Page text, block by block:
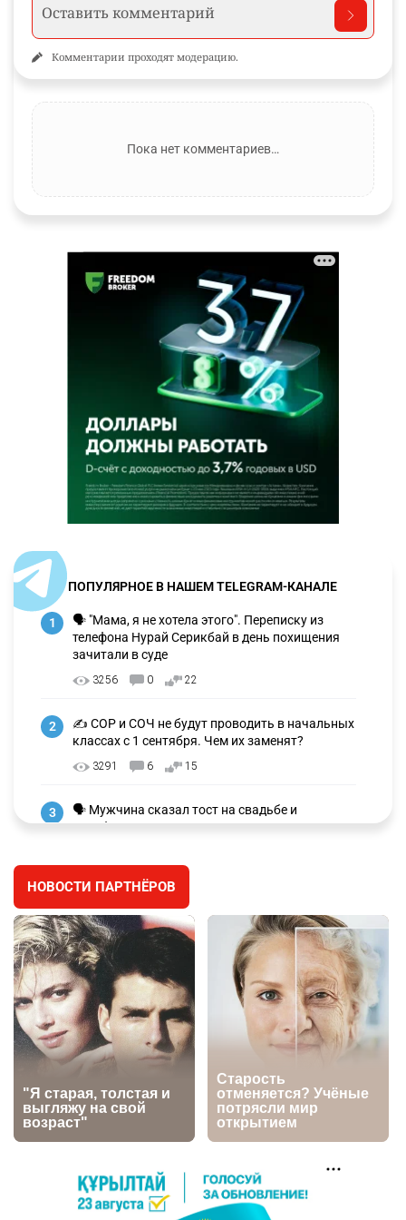
Комментарии проходят модерацию.
Пока нет комментариев…
ПОПУЛЯРНОЕ В НАШЕМ TELEGRAM-КАНАЛЕ
1
🗣 "Мама, я не хотела этого". Переписку из
телефона Нурай Серикбай в день похищения
зачитали в суде
3256 0 22
2
✍️ СОР и СОЧ не будут проводить в начальных
классах с 1 сентября. Чем их заменят?
3291 6 15
3
🗣 Мужчина сказал тост на свадьбе и
заработал уголовное дело
🐏 Скота больше, а мясо дороже. Почему в
Казахстане продолжают расти цены на
баранину и конину
2686
5
⚠️ Доброе утро, друзья! Предлагаем обзор
главных новостей за 4 августа
2796 0 1
6
🗣Глава государства направил телеграмму
соболезнования родным и близким Халық
қаһарманы Ивана Гапича
2773 2 42
🇫🇷 Клуб ПСЖ объявил об открытии своей
футбольной академии в Астане
НОВОСТИ ПАРТНЁРОВ